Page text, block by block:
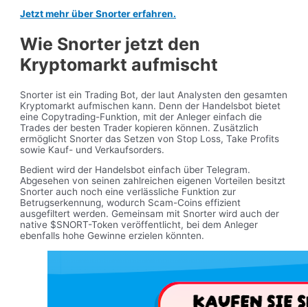
Jetzt mehr über Snorter erfahren.
Wie Snorter jetzt den
Kryptomarkt aufmischt
Snorter ist ein Trading Bot, der laut Analysten den gesamten
Kryptomarkt aufmischen kann. Denn der Handelsbot bietet
eine Copytrading-Funktion, mit der Anleger einfach die
Trades der besten Trader kopieren können. Zusätzlich
ermöglicht Snorter das Setzen von Stop Loss, Take Profits
sowie Kauf- und Verkaufsorders.
Bedient wird der Handelsbot einfach über Telegram.
Abgesehen von seinen zahlreichen eigenen Vorteilen besitzt
Snorter auch noch eine verlässliche Funktion zur
Betrugserkennung, wodurch Scam-Coins effizient
ausgefiltert werden. Gemeinsam mit Snorter wird auch der
native $SNORT-Token veröffentlicht, bei dem Anleger
ebenfalls hohe Gewinne erzielen könnten.